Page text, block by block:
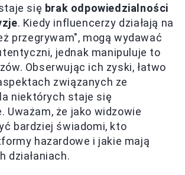
się brak odpowiedzialności
. Kiedy influencerzy działają na
przegrywam", mogą wydawać
jednak manipuluje to
Obserwując ich zyski, łatwo
związanych ze
niektórych staje się
Uważam, że jako widzowie
bardziej świadomi, kto
hazardowe i jakie mają
działaniach.